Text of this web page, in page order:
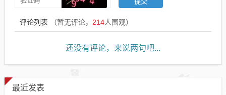
评论列表 （暂无评论， 214人围观）
还没有评论，来说两句吧...
最近发表